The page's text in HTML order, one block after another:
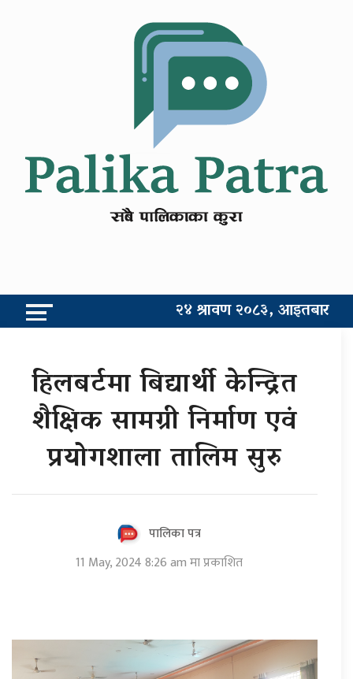
२४ श्रावण २०८३, आइतबार
हिलबर्टमा बिद्यार्थी केन्द्रित
शैक्षिक सामग्री निर्माण एवं
प्रयोगशाला तालिम सुरु
पालिका पत्र
11 May, 2024 8:26 am मा प्रकाशित